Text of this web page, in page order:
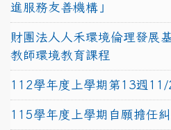
進服務友善機構」
財團法人人禾環境倫理發展
教師環境教育課程
112學年度上學期第13週
115學年度上學期自願擔任